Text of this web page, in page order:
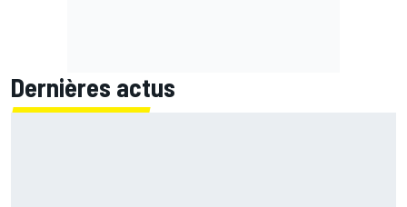
Dernières actus